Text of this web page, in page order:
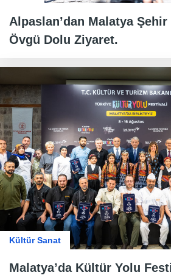
Alpaslan’dan Malatya
Övgü Dolu Ziyaret.
Kültür Sanat
Malatya’da Kültür Yolu